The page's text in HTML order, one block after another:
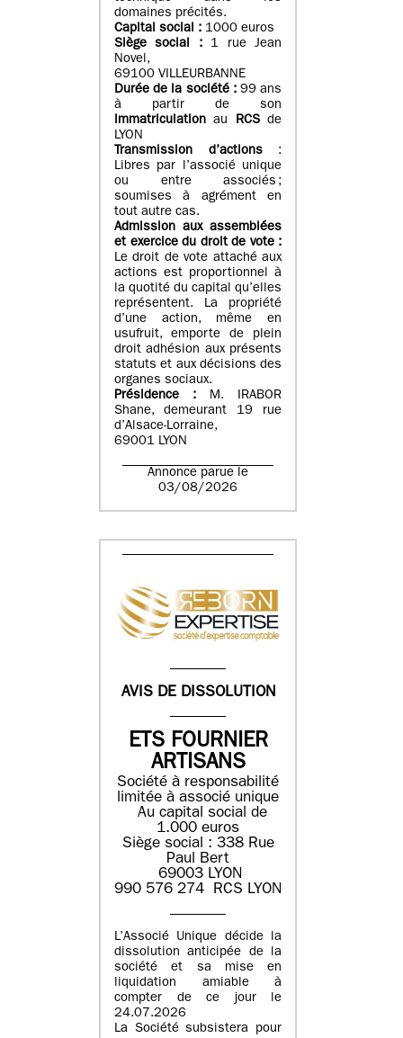
domaines précités.
Capital social : 1000 euros
Siège social :1 rue Jean
Novel,
69100 VILLEURBANNE
Durée de la société :99 ans
à partir de son
immatriculation au RCSde
LYON
Transmission d’actions:
Libres par l’associé unique
ou entre associés ;
soumises à agrément en
tout autre cas.
Admission aux assemblées
et exercice du droit de vote :
Le droit de vote attaché aux
actions est proportionnel à
la quotité du capital qu’elles
représentent. La propriété
d’une action, même en
usufruit, emporte de plein
droit adhésion aux présents
statuts et aux décisions des
organes sociaux.
Présidence : M. IRABOR
Shane, demeurant 19 rue
d’Alsace-Lorraine,
69001 LYON
Annonce parue le
03/08/2026
AVIS DE DISSOLUTION
ETS FOURNIER
ARTISANS
Société à responsabilité
limitée à associé unique
Au capital social de
1.000 euros
Siège social : 338 Rue
Paul Bert
69003 LYON
990 576 274 RCS LYON
L’Associé Unique décide la
dissolution anticipée de la
société et sa mise en
liquidation amiable à
compter de ce jour le
24.07.2026
La Société subsistera pour